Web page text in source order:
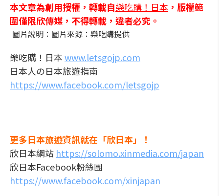
本文章為創用授權，轉載自樂吃購！日本 ，版權範
圍僅限欣傳媒，不得轉載，違者必究。
圖片說明：圖片來源：樂吃購提供
樂吃購！日本www.letsgojp.com
日本人の日本旅遊指南
https://www.facebook.com/letsgojp
更多日本旅遊資訊就在「欣日本」！
欣日本網站 https://solomo.xinmedia.com/japan
欣日本Facebook粉絲團
https://www.facebook.com/xinjapan